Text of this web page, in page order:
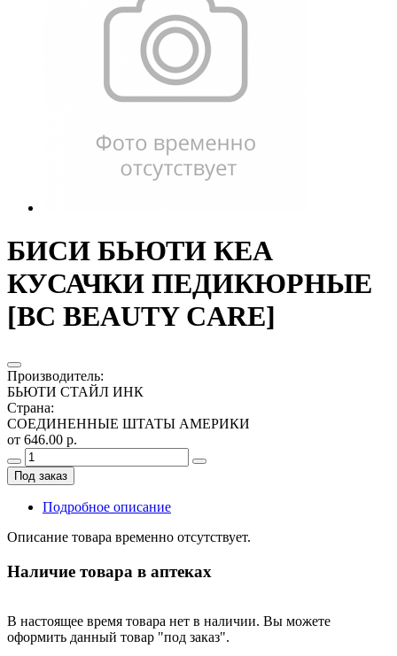
БИСИ БЬЮТИ КЕА
КУСАЧКИ ПЕДИКЮРНЫЕ
[BC BEAUTY CARE]
Производитель:
БЬЮТИ СТАЙЛ ИНК
Страна:
СОЕДИНЕННЫЕ ШТАТЫ АМЕРИКИ
от 646.00 р.
Под заказ
Подробное описание
Описание товара временно отсутствует.
Наличие товара в аптеках
В настоящее время товара нет в наличии. Вы можете
оформить данный товар "под заказ".